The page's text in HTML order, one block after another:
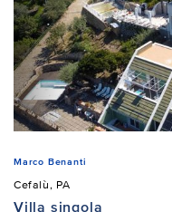
Marco Benanti
Cefalù, PA
Villa singola